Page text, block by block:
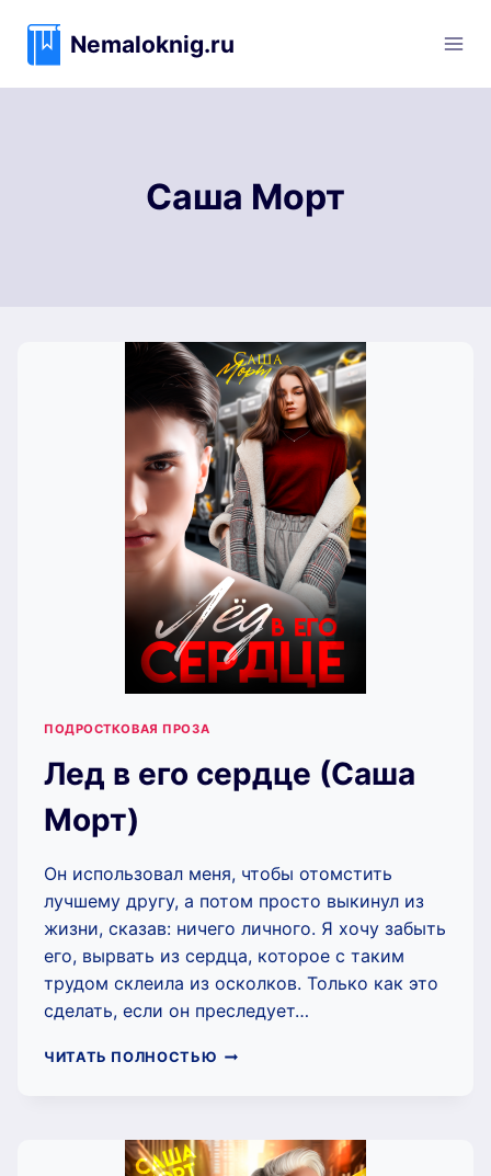
содержимому
Nemaloknig.ru
Саша Морт
ПОДРОСТКОВАЯ ПРОЗА
Лед в его сердце (Саша
Морт)
Он использовал меня, чтобы отомстить
лучшему другу, а потом просто выкинул из
жизни, сказав: ничего личного. Я хочу забыть
его, вырвать из сердца, которое с таким
трудом склеила из осколков. Только как это
сделать, если он преследует…
ЧИТАТЬ ПОЛНОСТЬЮ ЛЕД
(САША
МОРТ)